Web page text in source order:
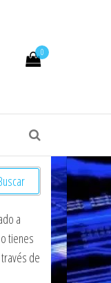
0
a
tienes
de